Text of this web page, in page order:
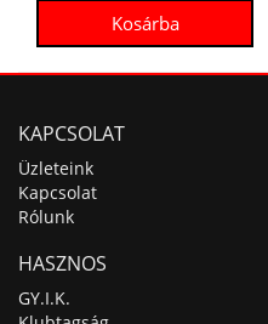
KAPCSOLAT
Üzleteink
Kapcsolat
Rólunk
HASZNOS
GY.I.K.